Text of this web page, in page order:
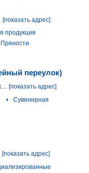
[показать адрес]
продукция
переулок)
[показать адрес]
•
Сувенирная
[показать адрес]